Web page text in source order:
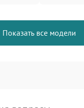
Показать все модели